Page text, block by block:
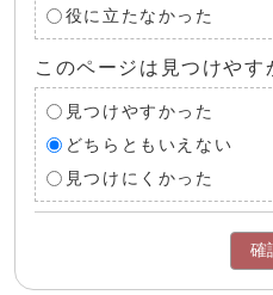
役に立たなかった
このページは見つけやす
見つけやすかった
どちらともいえない
見つけにくかった
確